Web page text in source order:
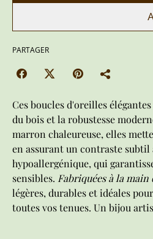
PARTAGER
Ces boucles d'oreilles
du bois et la robustesse
marron chaleureuse, elles
en assurant un contraste subtil
hypoallergénique, qui
sensibles. Fabriquées à la
légères, durables et idéales
toutes vos tenues. Un bijou